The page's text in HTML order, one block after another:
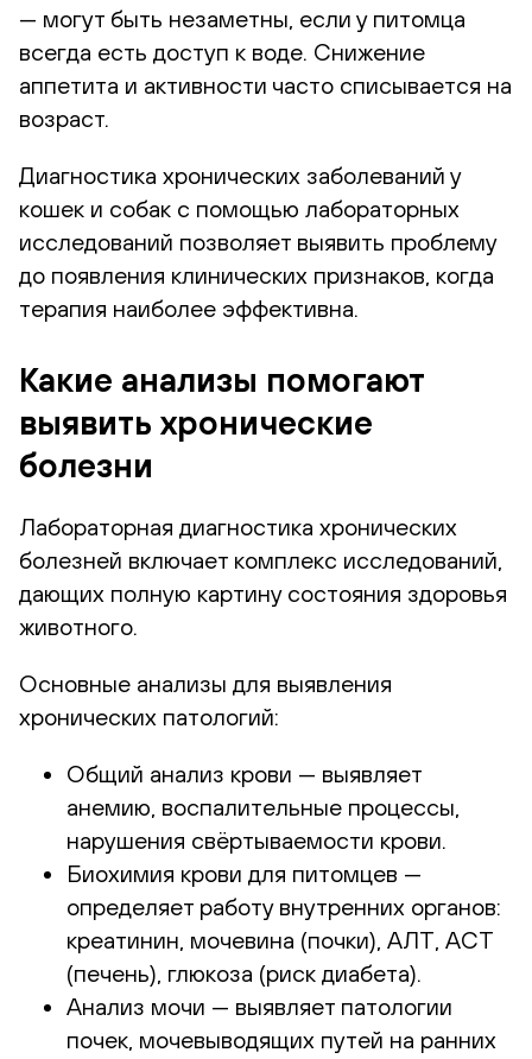
— могут быть незаметны, если у питомца
всегда есть доступ к воде. Снижение
аппетита и активности часто списывается на
возраст.
Диагностика хронических заболеваний у
кошек и собак с помощью лабораторных
исследований позволяет выявить проблему
до появления клинических признаков, когда
терапия наиболее эффективна.
Какие анализы помогают
выявить хронические
болезни
Лабораторная диагностика хронических
болезней включает комплекс исследований,
дающих полную картину состояния здоровья
животного.
Основные анализы для выявления
хронических патологий:
Общий анализ крови — выявляет
анемию, воспалительные процессы,
нарушения свёртываемости крови.
Биохимия крови для питомцев —
определяет работу внутренних органов:
креатинин, мочевина (почки), АЛТ, АСТ
(печень), глюкоза (риск диабета).
Анализ мочи — выявляет патологии
почек, мочевыводящих путей на ранних